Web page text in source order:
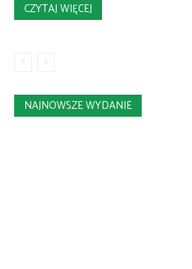
CZYTAJ WIĘCEJ
NAJNOWSZE WYDANIE